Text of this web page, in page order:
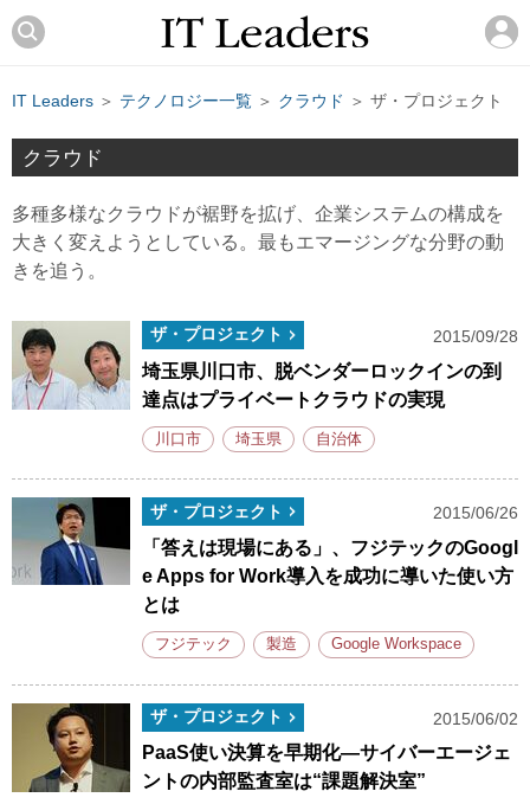
IT Leaders ＞ テクノロジー一覧 ＞ クラウド ＞ ザ・プロジェクト
クラウド
多種多様なクラウドが裾野を拡げ、企業システムの構成を
大きく変えようとしている。最もエマージングな分野の動
きを追う。
ザ・プロジェクト 2015/09/28
埼玉県川口市、脱ベンダーロックインの到
達点はプライベートクラウドの実現
川口市 埼玉県 自治体
ザ・プロジェクト 2015/06/26
「答えは現場にある」、フジテックのGoogl
e Apps for Work導入を成功に導いた使い方
とは
フジテック 製造 Google Workspace
ザ・プロジェクト 2015/06/02
PaaS使い決算を早期化―サイバーエージェ
ントの内部監査室は“課題解決室”